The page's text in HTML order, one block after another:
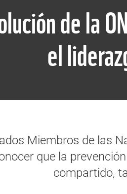
de la
el
Miembros de las
que la
compartido,